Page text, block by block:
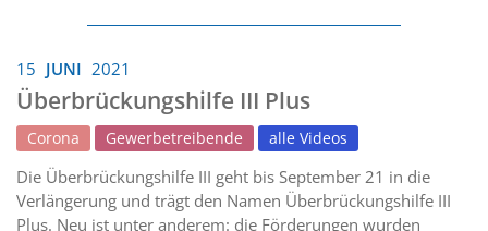
15 JUNI 2021
Überbrückungshilfe III Plus
Corona Gewerbetreibende alle Videos
Die Überbrückungshilfe III geht bis September 21 in die
Verlängerung und trägt den Namen Überbrückungshilfe III
Plus. Neu ist unter anderem: die Förderungen wurden